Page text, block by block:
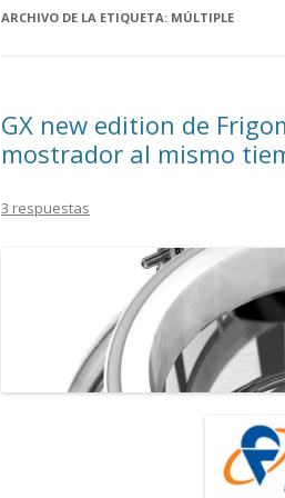
ARCHIVO DE LA ETIQUETA: MÚLTIPLE
GX new edition de
mostrador al mismo
3 respuestas